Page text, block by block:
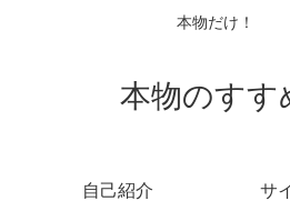
本物だけ！
本物のすす
自己紹介 サ